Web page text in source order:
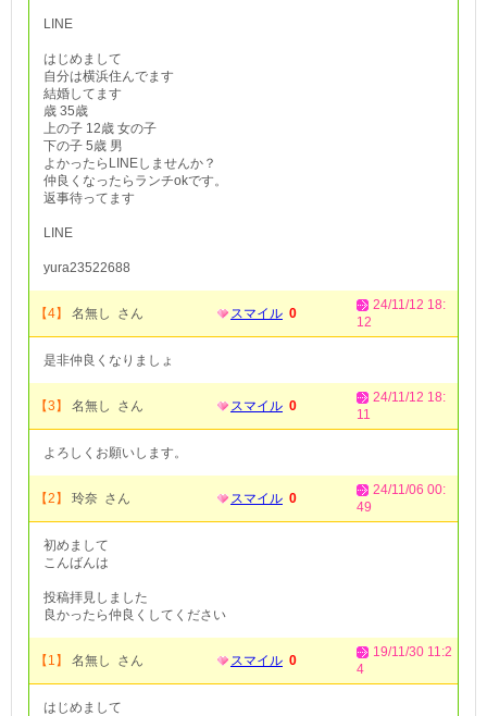
LINE
はじめまして
自分は横浜住んでます
結婚してます
歳 35歳
上の子 12歳 女の子
下の子 5歳 男
よかったらLINEしませんか？
仲良くなったらランチokです。
返事待ってます
LINE
yura23522688
【4】 名無し さん スマイル 0
24/11/12 18:
12
是非仲良くなりましょ
【3】 名無し さん スマイル 0
24/11/12 18:
11
よろしくお願いします。
【2】 玲奈 さん スマイル 0
24/11/06 00:
49
初めまして
こんばんは
投稿拝見しました
良かったら仲良くしてください
【1】 名無し さん スマイル 0
19/11/30 11:2
4
はじめまして